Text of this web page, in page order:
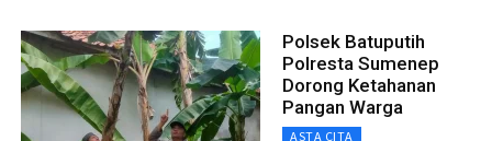
Polsek Batuputih
Polresta Sumenep
Dorong Ketahanan
Pangan Warga
ASTA CITA